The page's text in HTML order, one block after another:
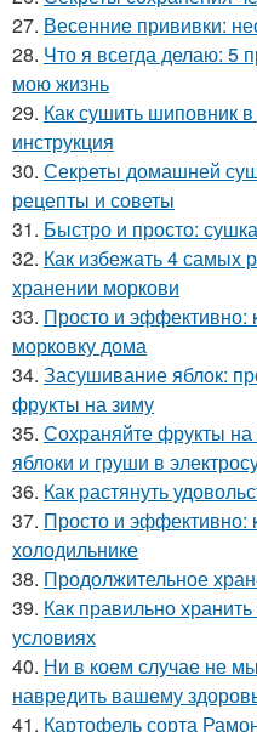
27. Весенние прививки:
28. Что я всегда делаю: 5
мою жизнь
29. Как сушить шиповник
инструкция
30. Секреты домашней
рецепты и советы
31. Быстро и просто:
32. Как избежать 4 самых
хранении моркови
33. Просто и эффективно:
морковку дома
34. Засушивание яблок:
фрукты на зиму
35. Сохраняйте фрукты на
яблоки и груши в
36. Как растянуть
37. Просто и эффективно:
холодильнике
38. Продолжительное
39. Как правильно
условиях
40. Ни в коем случае не
навредить вашему
41. Картофель сорта